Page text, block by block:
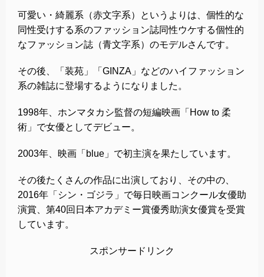
可愛い・綺麗系（赤文字系）というよりは、個性的な
同性受けする系のファッション誌同性ウケする個性的
なファッション誌（青文字系）のモデルさんです。
その後、「装苑」「GINZA」などのハイファッション
系の雑誌に登場するようになりました。
1998年、ホンマタカシ監督の短編映画「How to 柔
術」で女優としてデビュー。
2003年、映画「blue」で初主演を果たしています。
その後たくさんの作品に出演しており、その中の、
2016年「シン・ゴジラ」で毎日映画コンクール女優助
演賞、第40回日本アカデミー賞優秀助演女優賞を受賞
しています。
スポンサードリンク